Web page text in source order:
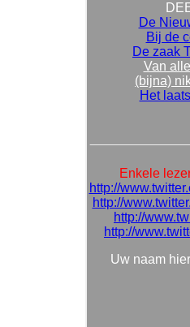
De
Bij de
De zaak
Van
(bijna)
Het
Enkele
http://
http://
http://
http://
Uw naam